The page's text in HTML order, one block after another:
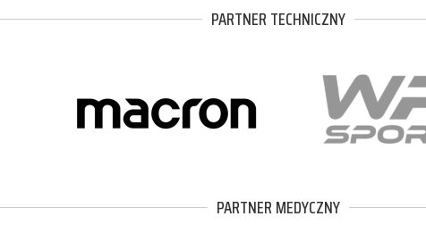
PARTNER TECHNICZNY
PARTNER MEDYCZNY